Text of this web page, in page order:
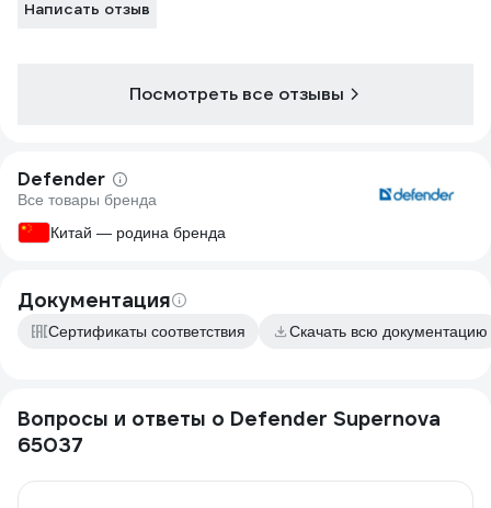
Написать отзыв
Посмотреть все отзывы
Defender
Все товары бренда
Китай — родина бренда
Документация
Сертификаты соответствия Скачать всю документацию
Вопросы и ответы о Defender Supernova
65037